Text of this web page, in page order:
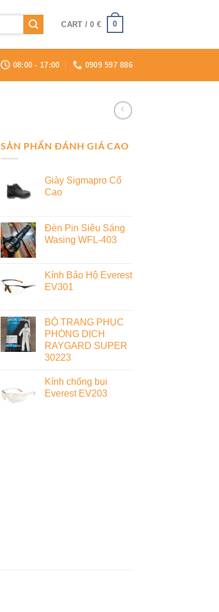
CART /0 € 0
08:00 - 17:00 0909 597 886
SẢN PHẨN ĐÁNH GIÁ CAO
Giày Sigmapro Cổ
Cao
Đèn Pin Siêu Sáng
Wasing WFL-403
Kính Bảo Hộ Everest
EV301
BỘ TRANG PHỤC
PHÒNG DỊCH
RAYGARD SUPER
30223
Kính chống bụi
Everest EV203